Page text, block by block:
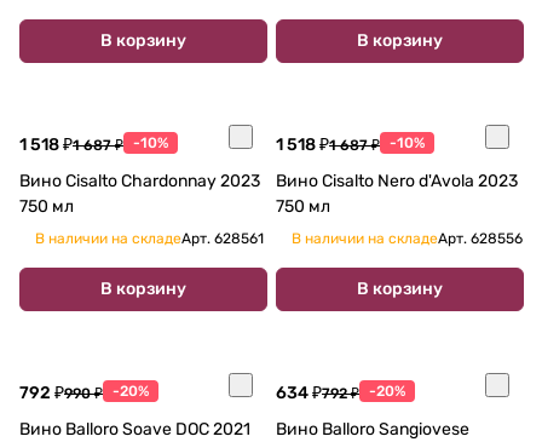
В корзину В корзину
1 518 ₽1 687 ₽ -10%
Вино Cisalto Chardonnay 2023
750 мл
В наличии на складеАрт. 628561
В корзину
1 518 ₽1 687 ₽ -10%
Вино Cisalto Nero d'Avola 2023
750 мл
В наличии на складеАрт. 628556
В корзину
792 ₽990 ₽ -20%
Вино Balloro Soave DOC 2021
634 ₽792 ₽ -20%
Вино Balloro Sangiovese